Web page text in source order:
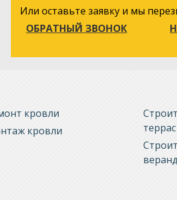
Или оставьте заявку и мы
ОБРАТНЫЙ ЗВОНОК
кровли
кровли
террас